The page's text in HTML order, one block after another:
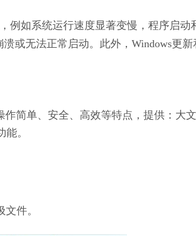
例如系统运行速度显著变慢，程序启动
或无法正常启动。此外，Windows更新
简单、安全、高效等特点，提供：大
。
件。